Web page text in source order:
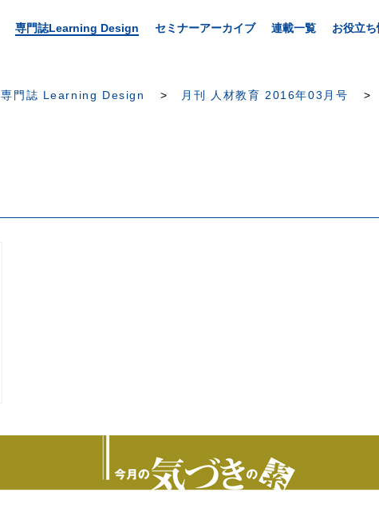
専門誌Learning Design セミナーアーカイブ 連載一覧 お役立
専門誌 Learning Design 月刊 人材教育 2016年03月号